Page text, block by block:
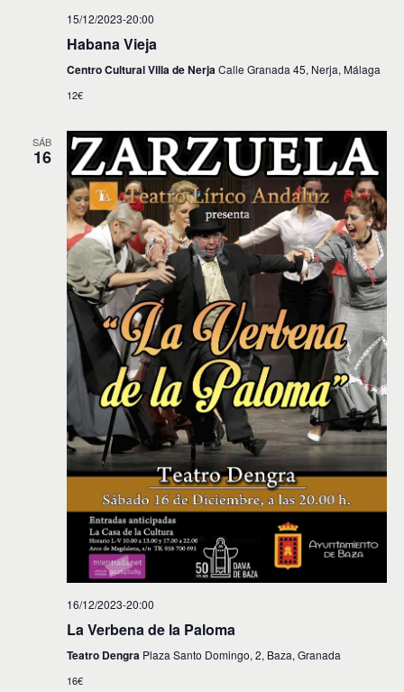
15/12/2023-20:00
Habana Vieja
Centro Cultural Villa de NerjaCalle Granada 45, Nerja, Málaga
12€
SÁB
16
16/12/2023-20:00
La Verbena de la Paloma
Teatro Dengra Plaza Santo Domingo, 2, Baza, Granada
16€